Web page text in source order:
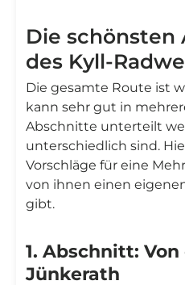
Die schönsten
des Kyll-
Die gesamte Route ist
kann sehr gut in
Abschnitte unterteilt
unterschiedlich sind.
Vorschläge für eine
von ihnen einen
gibt.
1. Abschnitt:
Jünkerath